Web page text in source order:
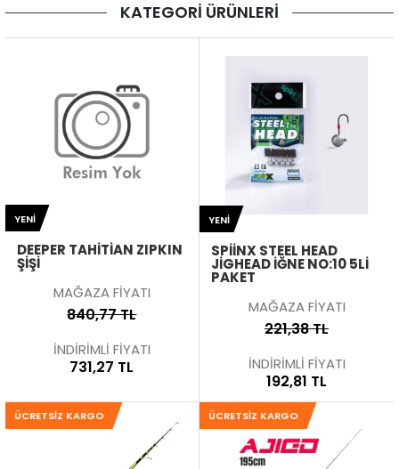
KATEGORİ ÜRÜNLERİ
DEEPER TAHITIAN ZIPKIN
ŞIŞI
MAĞAZA FİYATI
840,77 TL
İNDİRİMLİ FİYATI
731,27 TL
YENI
SPIINX STEEL HEAD
JIGHEAD İĞNE NO:10 5LI
PAKET
MAĞAZA FİYATI
221,38 TL
İNDİRİMLİ FİYATI
192,81 TL
YENI
ÜCRETSIZ KARGO ÜCRETSIZ KARGO